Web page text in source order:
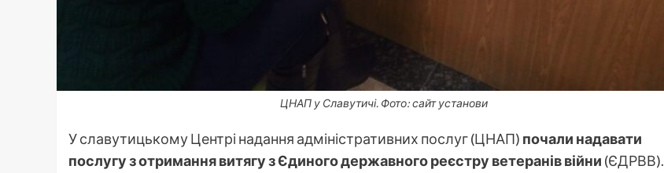
ЦНАП у Славутичі. Фото: сайт установи
У славутицькому Центрі надання адміністративних послуг (ЦНАП) почали надавати
послугу з отримання витягу з Єдиного державного реєстру ветеранів війни (ЄДРВВ).